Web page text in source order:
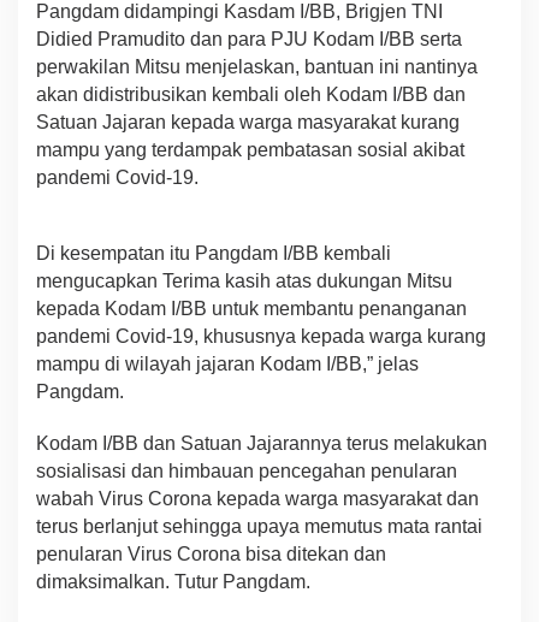
Pangdam didampingi Kasdam I/BB, Brigjen TNI
Didied Pramudito dan para PJU Kodam I/BB serta
perwakilan Mitsu menjelaskan, bantuan ini nantinya
akan didistribusikan kembali oleh Kodam I/BB dan
Satuan Jajaran kepada warga masyarakat kurang
mampu yang terdampak pembatasan sosial akibat
pandemi Covid-19.
Di kesempatan itu Pangdam I/BB kembali
mengucapkan Terima kasih atas dukungan Mitsu
kepada Kodam I/BB untuk membantu penanganan
pandemi Covid-19, khususnya kepada warga kurang
mampu di wilayah jajaran Kodam I/BB,” jelas
Pangdam.
Kodam I/BB dan Satuan Jajarannya terus melakukan
sosialisasi dan himbauan pencegahan penularan
wabah Virus Corona kepada warga masyarakat dan
terus berlanjut sehingga upaya memutus mata rantai
penularan Virus Corona bisa ditekan dan
dimaksimalkan. Tutur Pangdam.